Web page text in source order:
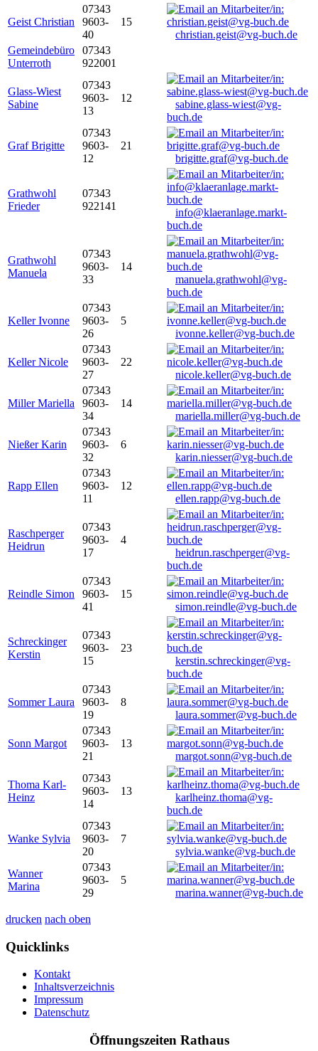
Geist Christian
07343
9603-
40
15
christian.geist@vg-buch.de
Gemeindebüro
Unterroth
07343
922001
Glass-Wiest
Sabine
07343
9603-
13
12
sabine.glass-wiest@vg-
buch.de
Graf Brigitte
07343
9603-
12
21
brigitte.graf@vg-buch.de
Grathwohl
Frieder
07343
922141
info@klaeranlage.markt-
buch.de
Grathwohl
Manuela
07343
9603-
33
14
manuela.grathwohl@vg-
buch.de
Keller Ivonne
07343
9603-
26
5
ivonne.keller@vg-buch.de
Keller Nicole
07343
9603-
27
22
nicole.keller@vg-buch.de
Miller Mariella
07343
9603-
34
14
mariella.miller@vg-buch.de
Nießer Karin
07343
9603-
32
6
karin.niesser@vg-buch.de
Rapp Ellen
07343
9603-
11
12
ellen.rapp@vg-buch.de
Raschperger
Heidrun
07343
9603-
17
4
heidrun.raschperger@vg-
buch.de
Reindle Simon
07343
9603-
41
15
simon.reindle@vg-buch.de
Schreckinger
Kerstin
07343
9603-
15
23
kerstin.schreckinger@vg-
buch.de
Sommer Laura
07343
9603-
19
8
laura.sommer@vg-buch.de
Sonn Margot
07343
9603-
21
13
margot.sonn@vg-buch.de
Thoma Karl-
Heinz
07343
9603-
14
13
karlheinz.thoma@vg-
buch.de
Wanke Sylvia
07343
9603-
20
7
sylvia.wanke@vg-buch.de
Wanner
Marina
07343
9603-
29
5
marina.wanner@vg-buch.de
drucken nach oben
Quicklinks
Kontakt
Inhaltsverzeichnis
Impressum
Datenschutz
Öffnungszeiten Rathaus